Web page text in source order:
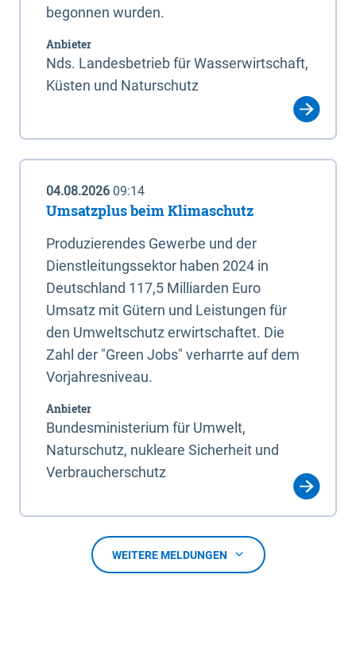
begonnen wurden.
Anbieter
Nds. Landesbetrieb für Wasserwirtschaft,
Küsten und Naturschutz
04.08.2026 09:14
Umsatzplus beim Klimaschutz
Produzierendes Gewerbe und der
Dienstleitungssektor haben 2024 in
Deutschland 117,5 Milliarden Euro
Umsatz mit Gütern und Leistungen für
den Umweltschutz erwirtschaftet. Die
Zahl der "Green Jobs" verharrte auf dem
Vorjahresniveau.
Anbieter
Bundesministerium für Umwelt,
Naturschutz, nukleare Sicherheit und
Verbraucherschutz
WEITERE MELDUNGEN